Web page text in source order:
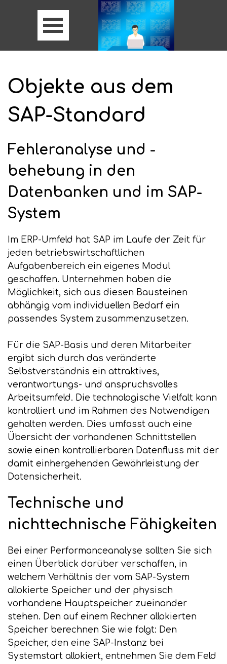
Objekte aus dem
SAP-Standard
Fehleranalyse und -
behebung in den
Datenbanken und im SAP-
System
Im ERP-Umfeld hat SAP im Laufe der Zeit für
jeden betriebswirtschaftlichen
Aufgabenbereich ein eigenes Modul
geschaffen. Unternehmen haben die
Möglichkeit, sich aus diesen Bausteinen
abhängig vom individuellen Bedarf ein
passendes System zusammenzusetzen.
Für die SAP-Basis und deren Mitarbeiter
ergibt sich durch das veränderte
Selbstverständnis ein attraktives,
verantwortungs- und anspruchsvolles
Arbeitsumfeld. Die technologische Vielfalt kann
kontrolliert und im Rahmen des Notwendigen
gehalten werden. Dies umfasst auch eine
Übersicht der vorhandenen Schnittstellen
sowie einen kontrollierbaren Datenfluss mit der
damit einhergehenden Gewährleistung der
Datensicherheit.
Technische und
nichttechnische Fähigkeiten
Bei einer Performanceanalyse sollten Sie sich
einen Überblick darüber verschaffen, in
welchem Verhältnis der vom SAP-System
allokierte Speicher und der physisch
vorhandene Hauptspeicher zueinander
stehen. Den auf einem Rechner allokierten
Speicher berechnen Sie wie folgt: Den
Speicher, den eine SAP-Instanz bei
Systemstart allokiert, entnehmen Sie dem Feld